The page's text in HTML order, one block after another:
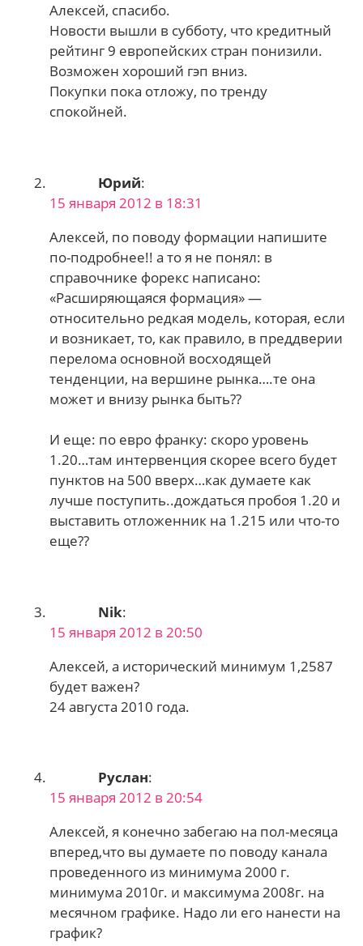
Алексей, спасибо.
Новости вышли в субботу, что кредитный
рейтинг 9 европейских стран понизили.
Возможен хороший гэп вниз.
Покупки пока отложу, по тренду
спокойней.
Юрий:
15 января 2012 в 18:31
Алексей, по поводу формации напишите
по-подробнее!! а то я не понял: в
справочнике форекс написано:
«Расширяющаяся формация» —
относительно редкая модель, которая, если
и возникает, то, как правило, в преддверии
перелома основной восходящей
тенденции, на вершине рынка….те она
может и внизу рынка быть??
И еще: по евро франку: скоро уровень
1.20…там интервенция скорее всего будет
пунктов на 500 вверх…как думаете как
лучше поступить..дождаться пробоя 1.20 и
выставить отложенник на 1.215 или что-то
еще??
Nik:
15 января 2012 в 20:50
Алексей, а исторический минимум 1,2587
будет важен?
24 августа 2010 года.
Руслан:
15 января 2012 в 20:54
Алексей, я конечно забегаю на пол-месяца
вперед,что вы думаете по поводу канала
проведенного из минимума 2000 г.
минимума 2010г. и максимума 2008г. на
месячном графике. Надо ли его нанести на
график?